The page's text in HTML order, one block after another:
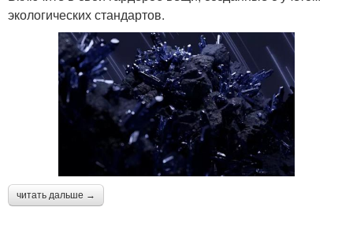
экологических стандартов.
читать дальше →